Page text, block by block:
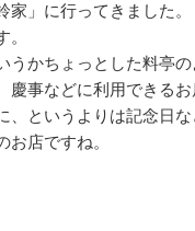
家」に行ってきました。
うかちょっとした料亭
慶事などに利用できるお
、というよりは記念日
お店ですね。